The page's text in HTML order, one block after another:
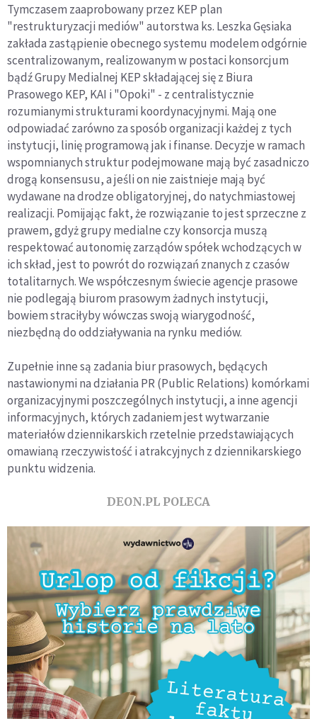
Tymczasem zaaprobowany przez KEP plan
"restrukturyzacji mediów" autorstwa ks. Leszka Gęsiaka
zakłada zastąpienie obecnego systemu modelem odgórnie
scentralizowanym, realizowanym w postaci konsorcjum
bądź Grupy Medialnej KEP składającej się z Biura
Prasowego KEP, KAI i "Opoki" - z centralistycznie
rozumianymi strukturami koordynacyjnymi. Mają one
odpowiadać zarówno za sposób organizacji każdej z tych
instytucji, linię programową jak i finanse. Decyzje w ramach
wspomnianych struktur podejmowane mają być zasadniczo
drogą konsensusu, a jeśli on nie zaistnieje mają być
wydawane na drodze obligatoryjnej, do natychmiastowej
realizacji. Pomijając fakt, że rozwiązanie to jest sprzeczne z
prawem, gdyż grupy medialne czy konsorcja muszą
respektować autonomię zarządów spółek wchodzących w
ich skład, jest to powrót do rozwiązań znanych z czasów
totalitarnych. We współczesnym świecie agencje prasowe
nie podlegają biurom prasowym żadnych instytucji,
bowiem straciłyby wówczas swoją wiarygodność,
niezbędną do oddziaływania na rynku mediów.
Zupełnie inne są zadania biur prasowych, będących
nastawionymi na działania PR (Public Relations) komórkami
organizacyjnymi poszczególnych instytucji, a inne agencji
informacyjnych, których zadaniem jest wytwarzanie
materiałów dziennikarskich rzetelnie przedstawiających
omawianą rzeczywistość i atrakcyjnych z dziennikarskiego
punktu widzenia.
DEON.PL POLECA